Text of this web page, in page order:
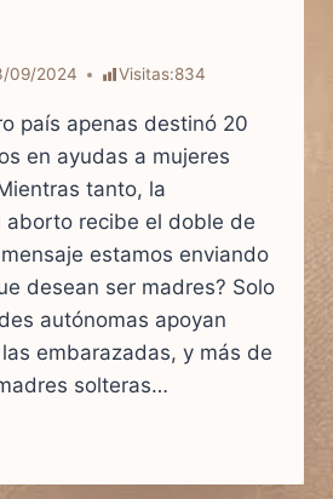
09/2024 Visitas:834
país apenas destinó 20
en ayudas a mujeres
tanto, la
aborto recibe el doble de
estamos enviando
desean ser madres? Solo
autónomas apoyan
embarazadas, y más de
solteras…